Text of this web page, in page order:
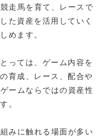
走馬を育て、レースで
た資産を活用していく
めます。
っては、ゲーム内容を
育成、レース、配合や
ームならではの資産性
。
みに触れる場面が多い